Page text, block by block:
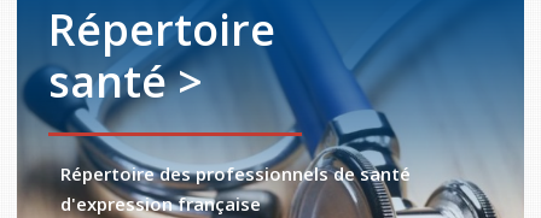
Répertoire
santé >
Répertoire des professionnels de santé
d'expression française